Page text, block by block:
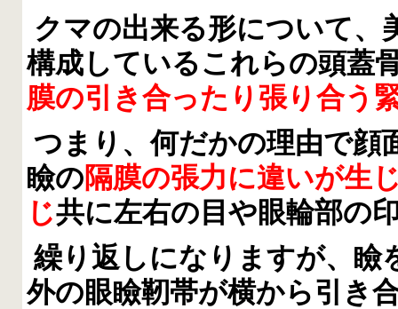
クマの出来る形について、
構成しているこれらの頭蓋
膜の引き合ったり張り合う
つまり、何だかの理由で顔
瞼の隔膜の張力に違いが生
じ共に左右の目や眼輪部の
繰り返しになりますが、瞼
外の眼瞼靭帯が横から引き